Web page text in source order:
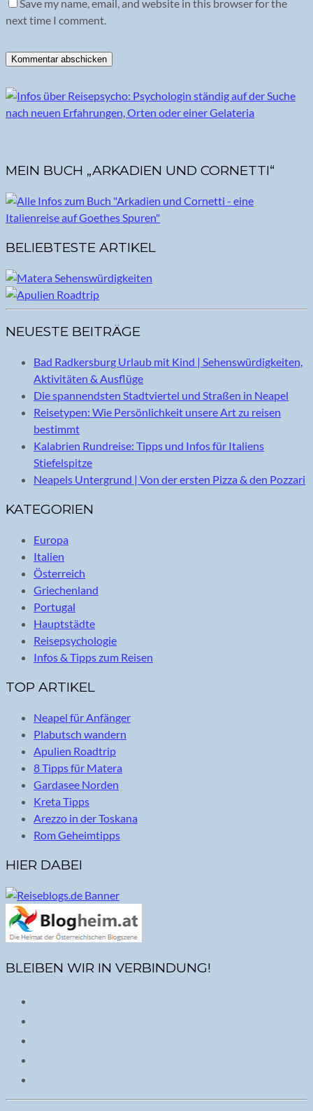
Save my name, email, and website in this browser for the
next time I comment.
MEIN BUCH „ARKADIEN UND CORNETTI“
BELIEBTESTE ARTIKEL
NEUESTE BEITRÄGE
Bad Radkersburg Urlaub mit Kind | Sehenswürdigkeiten,
Aktivitäten & Ausflüge
Die spannendsten Stadtviertel und Straßen in Neapel
Reisetypen: Wie Persönlichkeit unsere Art zu reisen
bestimmt
Kalabrien Rundreise: Tipps und Infos für Italiens
Stiefelspitze
Neapels Untergrund | Von der ersten Pizza & den Pozzari
KATEGORIEN
Europa
Italien
Österreich
Griechenland
Portugal
Hauptstädte
Reisepsychologie
Infos & Tipps zum Reisen
TOP ARTIKEL
Neapel für Anfänger
Plabutsch wandern
Apulien Roadtrip
8 Tipps für Matera
Gardasee Norden
Kreta Tipps
Arezzo in der Toskana
Rom Geheimtipps
HIER DABEI
BLEIBEN WIR IN VERBINDUNG!